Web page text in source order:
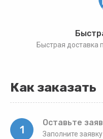
Быстрая доставка
Как заказать
1
Оставьте
Заполните